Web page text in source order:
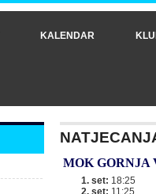
KALENDAR
MOK GORNJA
1. set: 18:25
2. set: 11:25